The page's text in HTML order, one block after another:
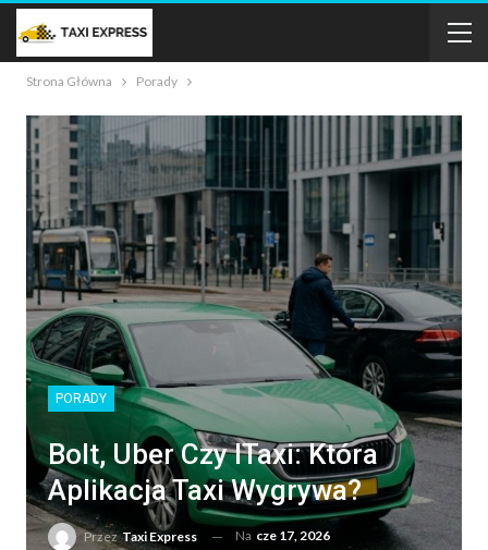
Strona Główna Porady
PORADY
Bolt, Uber Czy ITaxi: Która
Aplikacja Taxi Wygrywa?
PrzezTaxi Express Na cze 17, 2026